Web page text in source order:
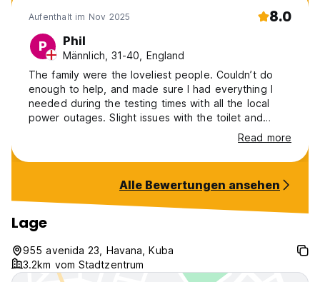
Aufenthalt im Nov 2025 8.0
P Phil
Männlich, 31-40, England
The family were the loveliest people. Couldn’t do
enough to help, and made sure I had everything I
needed during the testing times with all the local
power outages. Slight issues with the toilet and
shower but nothing that couldn’t be worked around.
Read more
Alle Bewertungen ansehen
Lage
955 avenida 23, Havana, Kuba
3.2km vom Stadtzentrum